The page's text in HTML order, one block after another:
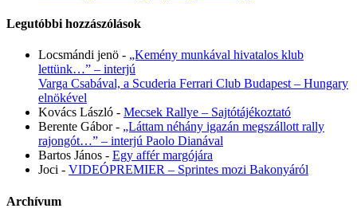
Legutóbbi hozzászólások
Locsmándi jenö - „Kemény munkával hivatalos klub
lettünk…” – interjú
Varga Csabával, a Scuderia Ferrari Club Budapest – Hungary
elnökével
Kovács László - Mecsek Rallye – Sajtótájékoztató
Berente Gábor- „Láttam néhány igazán megszállott rally
rajongót…” – interjú Paolo Dianával
Bartos János - Egy affér margójára
Joci - VIDEÓPREMIER – Sprintes mozi Bakonyáról
Archívum